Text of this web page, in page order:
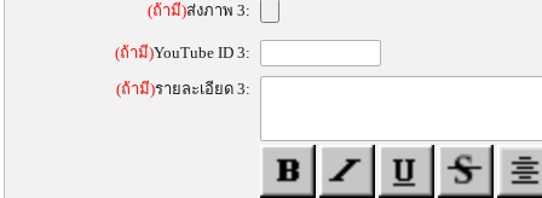
(ถ้ามี)ส่งภาพ 3:
(ถ้ามี)YouTube ID 3:
(ถ้ามี)รายละเอียด 3: